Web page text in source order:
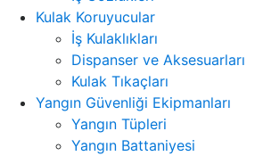
Kulak Koruyucular
İş Kulaklıkları
Dispanser ve Aksesuarları
Kulak Tıkaçları
Yangın Güvenliği Ekipmanları
Yangın Tüpleri
Yangın Battaniyesi